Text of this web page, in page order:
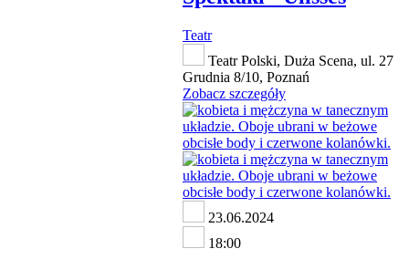
Teatr
Teatr Polski, Duża Scena, ul. 27
Grudnia 8/10, Poznań
Zobacz szczegóły
23.06.2024
18:00